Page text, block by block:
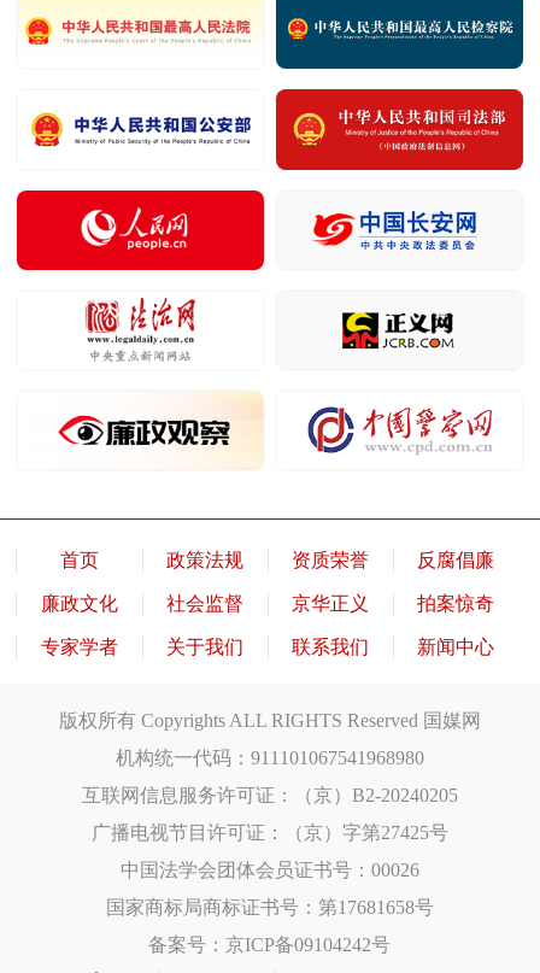
首页 政策法规 资质荣誉
反腐倡廉
廉政文化
社会监督 京华正义
拍案惊奇
专家学者
关于我们 联系我们 新闻中心
版权所有 Copyrights ALL RIGHTS Reserved 国媒网
机构统一代码：911101067541968980
互联网信息服务许可证：（京）B2-20240205
广播电视节目许可证：（京）字第27425号
中国法学会团体会员证书号：00026
国家商标局商标证书号：第17681658号
备案号：京ICP备09104242号